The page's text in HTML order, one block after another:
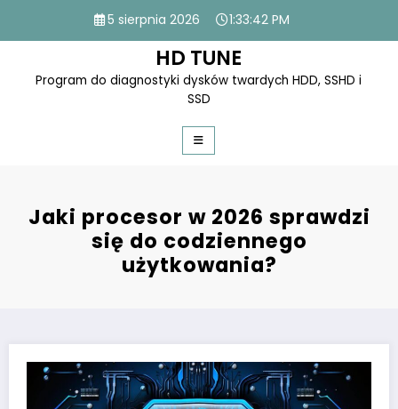
content
5 sierpnia 2026 1:33:42 PM
HD TUNE
Program do diagnostyki dysków twardych HDD, SSHD i
SSD
Jaki procesor w 2026 sprawdzi
się do codziennego
użytkowania?